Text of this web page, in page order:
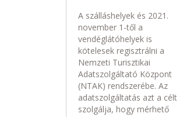
A szálláshelyek és 2021.
november 1-től a
vendéglátóhelyek is
kötelesek regisztrálni a
Nemzeti Turisztikai
Adatszolgáltató Központ
(NTAK) rendszerébe. Az
adatszolgáltatás azt a célt
szolgálja, hogy mérhető